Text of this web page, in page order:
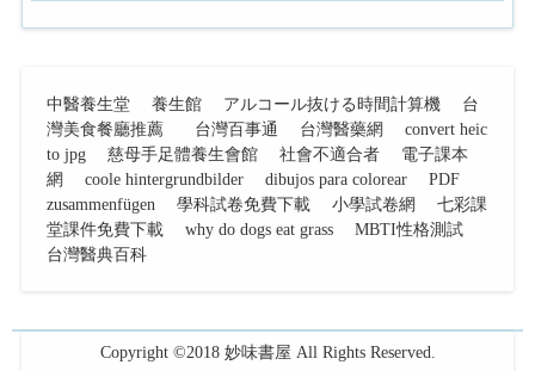
中醫養生堂 養生館 アルコール抜ける時間計算機
台
灣美食餐廳推薦
台灣百事通 台灣醫藥網
convert heic
to jpg
慈母手足體養生會館 社會不適合者
電子課本
網
coole hintergrundbilder dibujos para colorear
PDF
zusammenfügen
學科試卷免費下載 小學試卷網
七彩課
堂課件免費下載
why do dogs eat grass
MBTI性格測試
台灣醫典百科
Copyright ©2018 妙味書屋 All Rights Reserved.